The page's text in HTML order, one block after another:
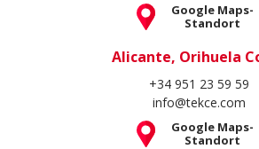
Google Maps-
Standort
Alicante, Orihuela
+34 951 23 59 59
info@tekce.com
Google Maps-
Standort